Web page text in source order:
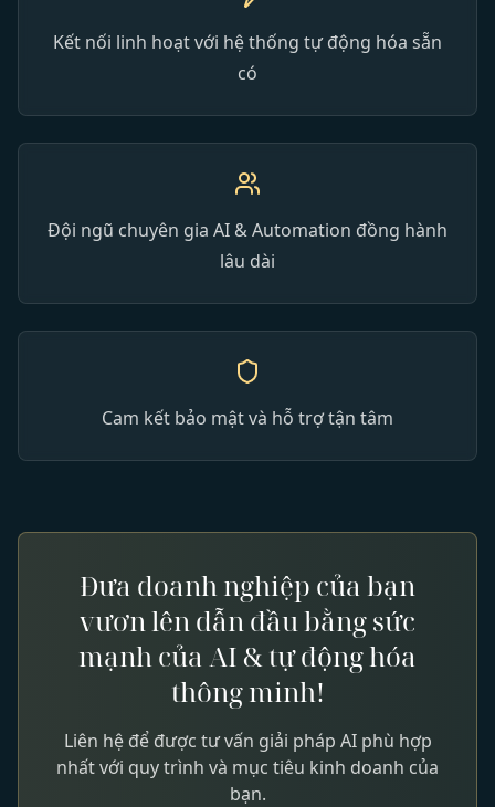
Kết nối linh hoạt với hệ thống tự động hóa sẵn
có
Đội ngũ chuyên gia AI & Automation đồng hành
lâu dài
Cam kết bảo mật và hỗ trợ tận tâm
Đưa doanh nghiệp của bạn
vươn lên dẫn đầu bằng sức
mạnh của AI & tự động hóa
thông minh!
Liên hệ để được tư vấn giải pháp AI phù hợp
nhất với quy trình và mục tiêu kinh doanh của
bạn.